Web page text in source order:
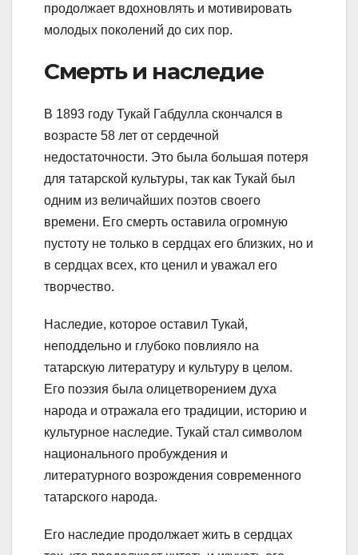
продолжает вдохновлять и мотивировать
молодых поколений до сих пор.
Смерть и наследие
В 1893 году Тукай Габдулла скончался в
возрасте 58 лет от сердечной
недостаточности. Это была большая потеря
для татарской культуры, так как Тукай был
одним из величайших поэтов своего
времени. Его смерть оставила огромную
пустоту не только в сердцах его близких, но и
в сердцах всех, кто ценил и уважал его
творчество.
Наследие, которое оставил Тукай,
неподдельно и глубоко повлияло на
татарскую литературу и культуру в целом.
Его поэзия была олицетворением духа
народа и отражала его традиции, историю и
культурное наследие. Тукай стал символом
национального пробуждения и
литературного возрождения современного
татарского народа.
Его наследие продолжает жить в сердцах